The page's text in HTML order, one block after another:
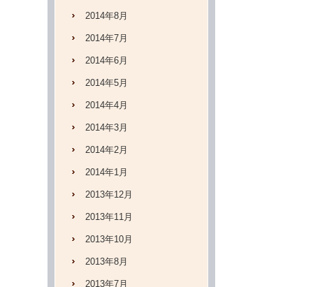
2014年8月
2014年7月
2014年6月
2014年5月
2014年4月
2014年3月
2014年2月
2014年1月
2013年12月
2013年11月
2013年10月
2013年8月
2013年7月